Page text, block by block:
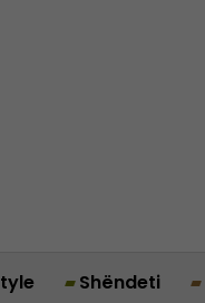
Shëndeti